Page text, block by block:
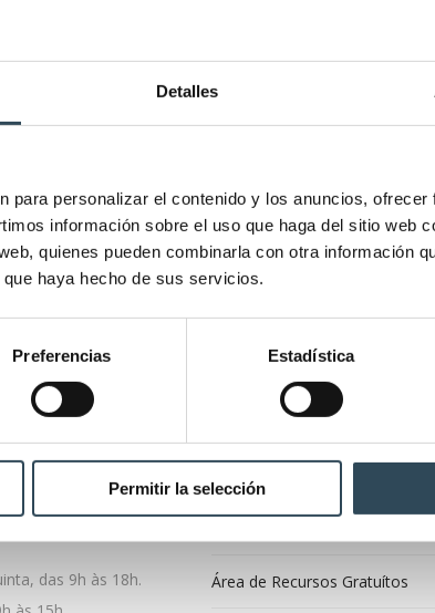
Detalles
para personalizar el contenido y los anuncios,
información sobre el uso que haga del sitio web
quienes pueden combinarla con otra información
haya hecho de sus servicios.
Preferencias Estadística
Permitir la selección
50, 2º andar,
Portugal
das 9h às 18h.
Inscreve-te
Área de Recursos Gratuítos